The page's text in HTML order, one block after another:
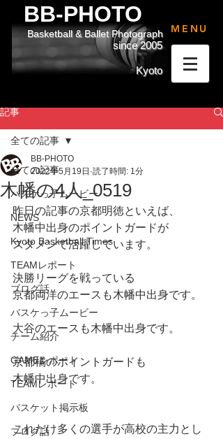
BB-PHOTO
since 2005
Basketball & Ballet Photograph
Kyoto
MENU
記事
全ての記事
バスケっ子ムービー
NEWS
Kyoto Basketball Times
TEAMレポート
ブログ話
バスケっ子ムービー
チーム紹介
GAMEレポート
TEAMレポート
バスケット掲示板
ブログ話
全ての記事
木幡の4人_0519
BB-PHOTO
2022年5月19日 読了時間: 1分
昨日の記事の京都明徳といえば、
木幡中出身のポイントガードが
スタメンで活躍しています。
決勝リーグを戦っている
京都両洋のエースも木幡中出身です。
大谷のエースも木幡中出身です。
京都橘のポイントガードも
木幡中出身です。
これだけ多くの選手が高校の主力とし